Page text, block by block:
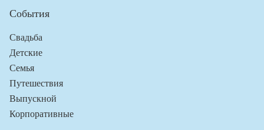
События
Свадьба
Детские
Семья
Путешествия
Выпускной
Корпоративные